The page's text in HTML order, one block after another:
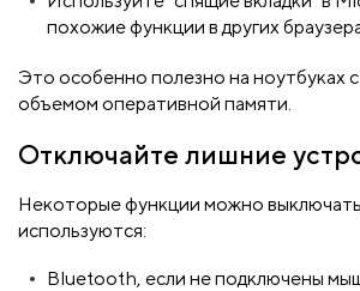
похожие функции в других
Это особенно полезно на ноутбуках
объемом оперативной памяти.
Отключайте лишние
Некоторые функции можно
используются:
Bluetooth, если не подключены